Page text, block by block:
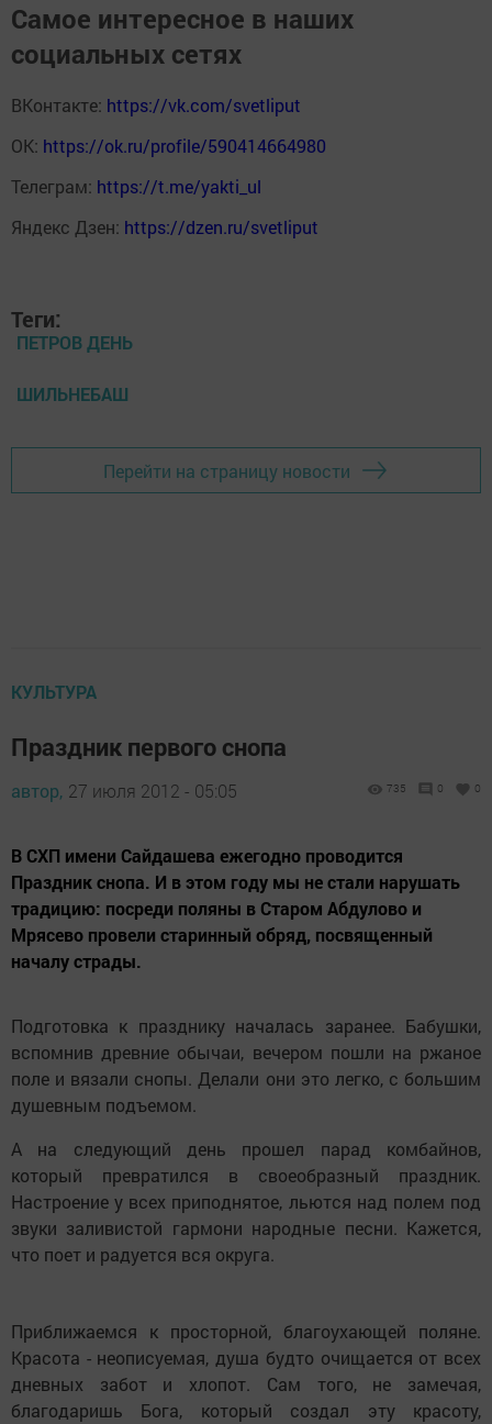
Самое интересное в наших
социальных сетях
ВКонтакте: https://vk.com/svetliput
ОК: https://ok.ru/profile/590414664980
Телеграм: https://t.me/yakti_ul
Яндекс Дзен: https://dzen.ru/svetliput
Теги:
ПЕТРОВ ДЕНЬ
ШИЛЬНЕБАШ
Перейти на страницу новости
КУЛЬТУРА
Праздник первого снопа
автор, 27 июля 2012 - 05:05 735 0 0
В СХП имени Сайдашева ежегодно проводится
Праздник снопа. И в этом году мы не стали нарушать
традицию: посреди поляны в Старом Абдулово и
Мрясево провели старинный обряд, посвященный
началу страды.
Подготовка к празднику началась заранее. Бабушки,
вспомнив древние обычаи, вечером пошли на ржаное
поле и вязали снопы. Делали они это легко, с большим
душевным подъемом.
А на следующий день прошел парад комбайнов,
который превратился в своеобразный праздник.
Настроение у всех приподнятое, льются над полем под
звуки заливистой гармони народные песни. Кажется,
что поет и радуется вся округа.
Приближаемся к просторной, благоухающей поляне.
Красота - неописуемая, душа будто очищается от всех
дневных забот и хлопот. Сам того, не замечая,
благодаришь Бога, который создал эту красоту,